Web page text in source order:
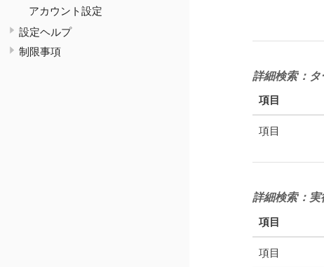
アカウント設定
設定ヘルプ
制限事項
詳細検索：
項目
項目
詳細検索：
項目
項目